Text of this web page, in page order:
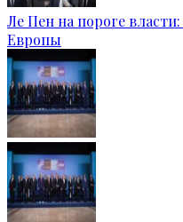
Ле Пен на пороге
Европы